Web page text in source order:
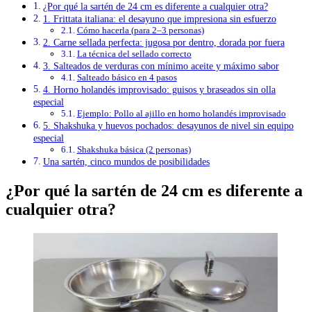
¿Por qué la sartén de 24 cm es diferente a cualquier otra?
1. Frittata italiana: el desayuno que impresiona sin esfuerzo
Cómo hacerla (para 2–3 personas)
2. Carne sellada perfecta: jugosa por dentro, dorada por fuera
La técnica del sellado correcto
3. Salteados de verduras con mínimo aceite y máximo sabor
Salteado básico en 4 pasos
4. Horno holandés improvisado: guisos y braseados sin olla
especial
Ejemplo: Pollo al ajillo en horno holandés improvisado
5. Shakshuka y huevos pochados: desayunos de nivel sin equipo
especial
Shakshuka básica (2 personas)
Una sartén, cinco mundos de posibilidades
¿Por qué la sartén de 24 cm es diferente a
cualquier otra?